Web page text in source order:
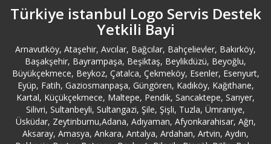
Burdur Logo Destek
Büyükçekmece Logo Destek
Çanakkale Logo Destek
Çankırı Logo Destek
Türkiye istanbul Logo Servis Destek
Yetkili Bayi
Arnavutköy, Ataşehir, Avcılar, Bağcılar, Bahçelievler, Bakırköy,
Başakşehir, Bayrampaşa, Beşiktaş, Beylikdüzü, Beyoğlu,
Büyükçekmece, Beykoz, Çatalca, Çekmeköy, Esenler, Esenyurt,
Eyüp, Fatih, Gaziosmanpaşa, Güngören, Kadıköy, Kağıthane,
Kartal, Küçükçekmece, Maltepe, Pendik, Sancaktepe, Sarıyer,
Silivri, Sultanbeyli, Sultangazi, Şile, Şişli, Tuzla, Ümraniye,
Üsküdar, Zeytinburnu,Adana, Adıyaman, Afyonkarahisar, Ağrı,
Aksaray, Amasya, Ankara, Antalya, Ardahan, Artvin, Aydın,